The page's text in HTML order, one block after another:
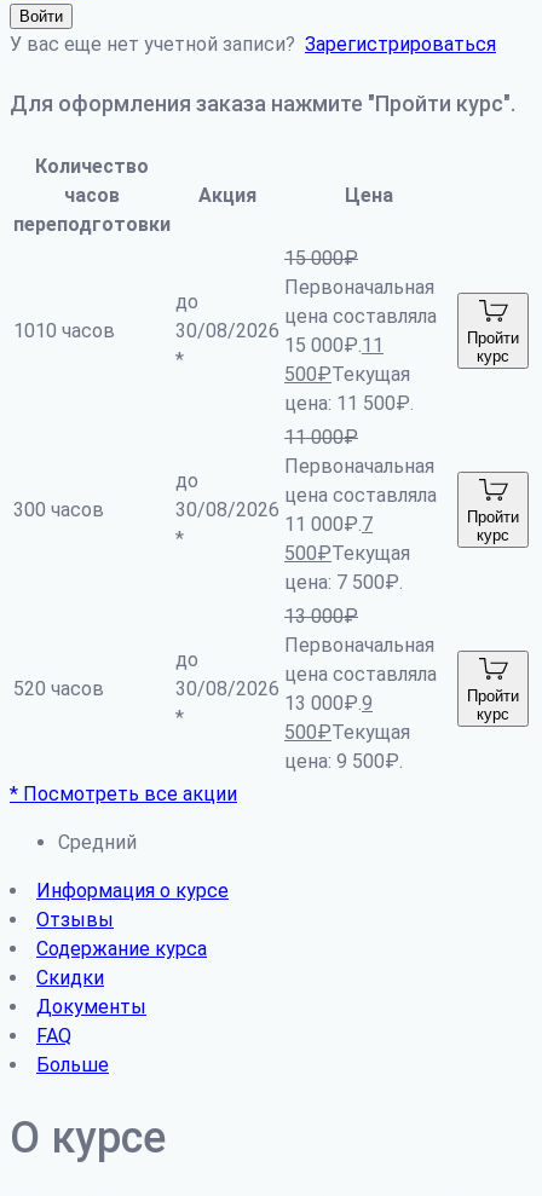
Войти
У вас еще нет учетной записи? Зарегистрироваться
Для оформления заказа нажмите "Пройти курс".
Количество
часов
переподготовки
Акция Цена
1010 часов
до
30/08/2026
*
15 000₽
Первоначальная
цена составляла
15 000₽.11
500₽Текущая
цена: 11 500₽.
Пройти
курс
300 часов
до
30/08/2026
*
11 000₽
Первоначальная
цена составляла
11 000₽.7
500₽Текущая
цена: 7 500₽.
Пройти
курс
520 часов
до
30/08/2026
*
13 000₽
Первоначальная
цена составляла
13 000₽.9
500₽Текущая
цена: 9 500₽.
Пройти
курс
* Посмотреть все акции
Средний
Информация о курсе
Отзывы
Содержание курса
Скидки
Документы
FAQ
Больше
О курсе